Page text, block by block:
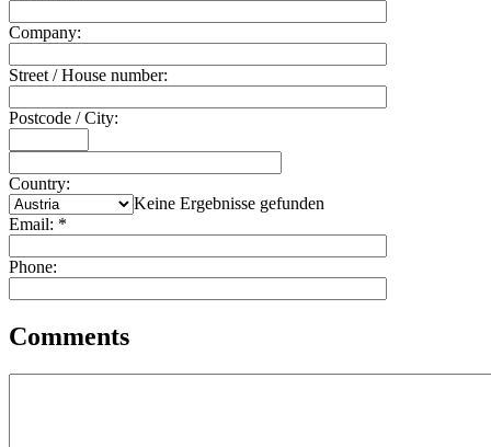
Company:
Street / House number:
Postcode / City:
Country:
Keine Ergebnisse gefunden
Email: *
Phone:
Comments